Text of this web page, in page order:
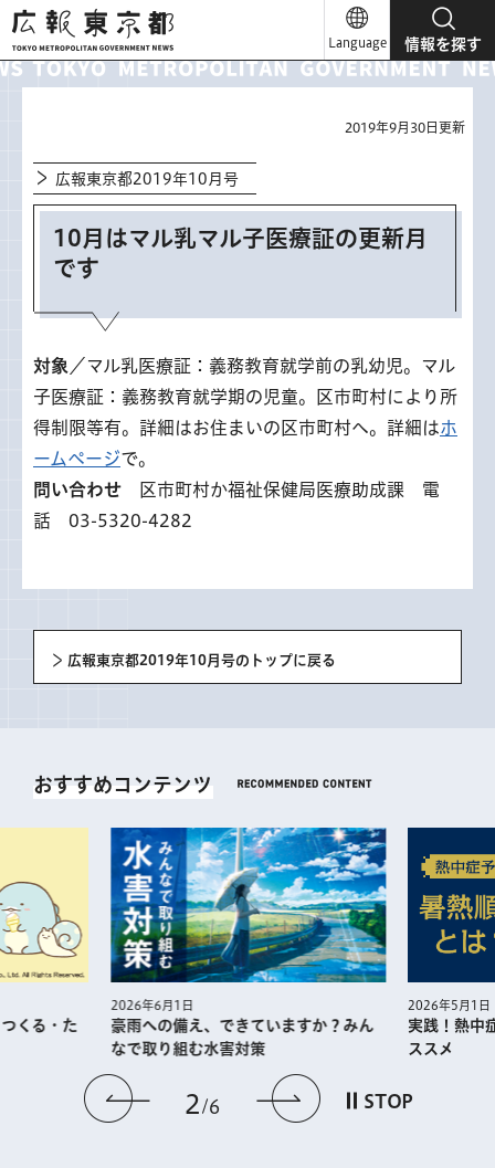
広報東京都
Language 情報を探す
2019年9月30日更新
広報東京都2019年10月号
10月はマル乳マル子医療証の更新月
です
対象 ／マル乳医療証：義務教育就学前の乳幼児。マル
子医療証：義務教育就学期の児童。区市町村により所
得制限等有。詳細はお住まいの区市町村へ。詳細はホ
ームページで。
問い合わせ 区市町村か福祉保健局医療助成課 電
話 03-5320-4282
広報東京都2019年10月号のトップに戻る
おすすめコンテンツ
前のスライドを表示
2 6 次のスライドを
STOP
くる・た
2026年6月1日
豪雨への備え、できていますか？みん
なで取り組む水害対策
2026年5月1日
実践！熱中
ススメ